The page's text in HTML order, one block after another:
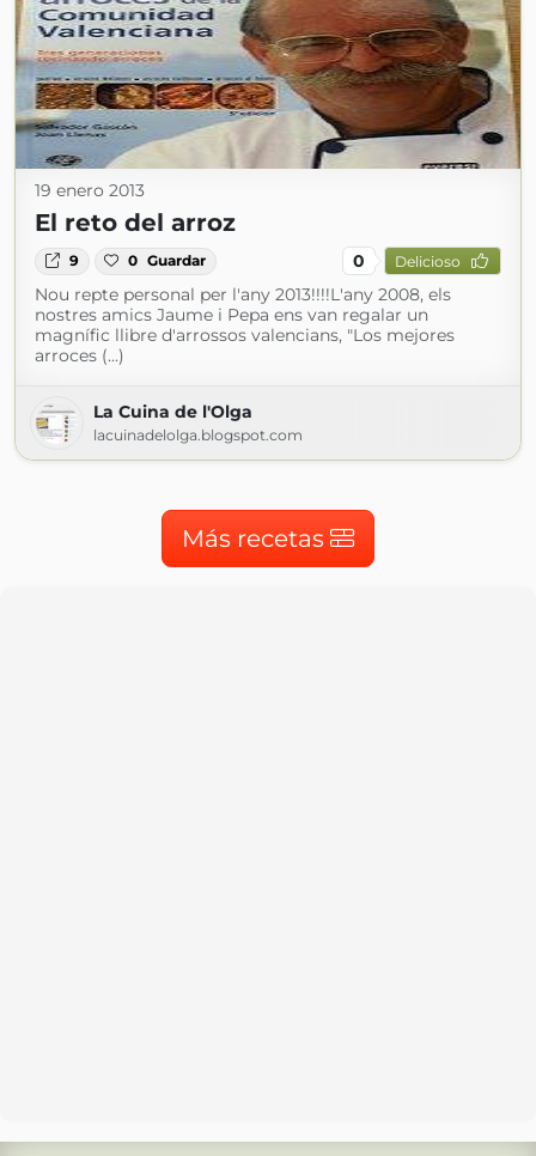
19 enero 2013
El reto del arroz
9 0 Guardar 0 Delicioso
Nou repte personal per l'any 2013!!!!L'any 2008, els
nostres amics Jaume i Pepa ens van regalar un
magnífic llibre d'arrossos valencians, "Los mejores
arroces (...)
La Cuina de l'Olga
lacuinadelolga.blogspot.com
Más recetas